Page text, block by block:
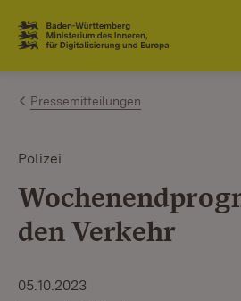
Zum Inhalt springen
Link zur Startseite
Pressemitteilungen
Polizei
den Verkehr
05.10.2023